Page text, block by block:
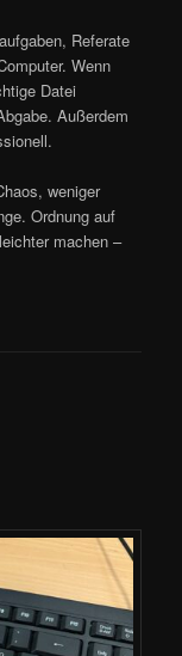
Referate
Wenn
Datei
Außerdem
weniger
Ordnung auf
machen –